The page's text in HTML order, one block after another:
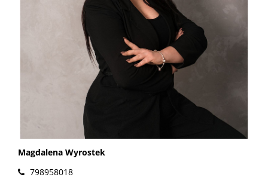
Magdalena Wyrostek
798958018